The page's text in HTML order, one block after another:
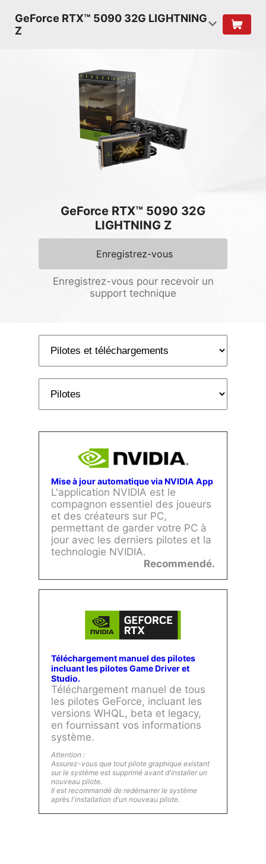
GeForce RTX™ 5090 32G LIGHTNING
Z
GeForce RTX™ 5090 32G
LIGHTNING Z
Enregistrez-vous
Enregistrez-vous pour recevoir un
support technique
Mise à jour automatique via NVIDIA App
L'application NVIDIA est le
compagnon essentiel des joueurs
et des créateurs sur PC,
permettant de garder votre PC à
jour avec les derniers pilotes et la
technologie NVIDIA.
Recommendé.
Téléchargement manuel des pilotes
incluant les pilotes Game Driver et
Studio.
Téléchargement manuel de tous
les pilotes GeForce, incluant les
versions WHQL, beta et legacy,
en fournissant vos informations
système.
Attention :
Assurez-vous que tout pilote graphique existant
sur le système est supprimé avant d'installer un
nouveau pilote.
Il est recommandé de redémarrer le système
après l'installation d'un nouveau pilote.